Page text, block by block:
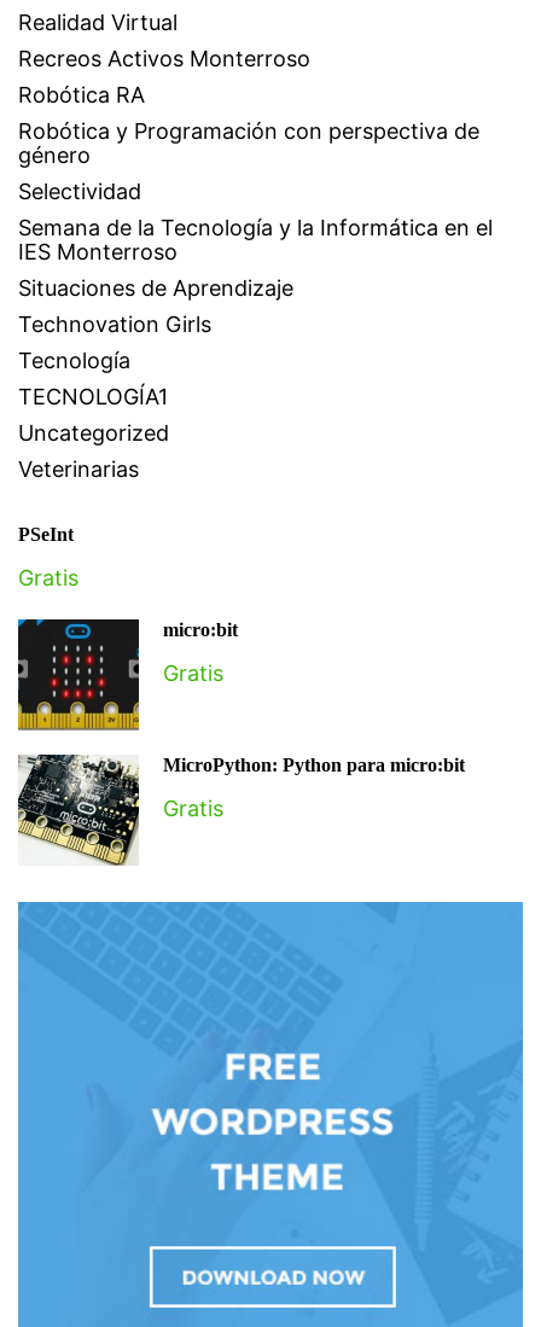
Realidad Virtual
Recreos Activos Monterroso
Robótica RA
Robótica y Programación con perspectiva de
género
Selectividad
Semana de la Tecnología y la Informática en el
IES Monterroso
Situaciones de Aprendizaje
Technovation Girls
Tecnología
TECNOLOGÍA1
Uncategorized
Veterinarias
PSeInt
Gratis
micro:bit
Gratis
MicroPython: Python para micro:bit
Gratis